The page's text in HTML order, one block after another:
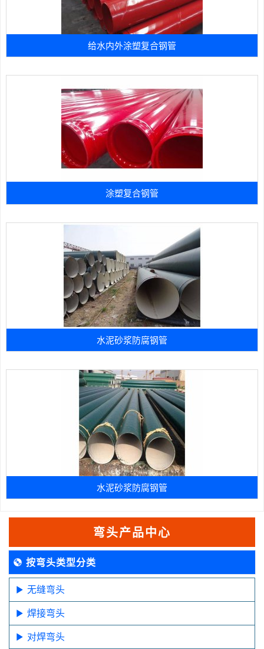
给水内外涂塑复合钢管
涂塑复合钢管
水泥砂浆防腐钢管
水泥砂浆防腐钢管
弯头产品中心
按弯头类型分类
无缝弯头
焊接弯头
对焊弯头